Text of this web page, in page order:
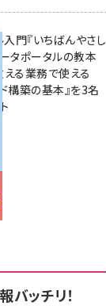
門『いちばんやさし
タポータルの教本
る業務で使える
構築の基本』を3名
ッチリ！